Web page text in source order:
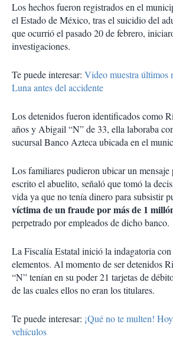
Los hechos fueron registrados en el
el Estado de México, tras el suicidio del
que ocurrió el pasado 20 de febrero,
investigaciones.
Te puede interesar: Video muestra últimos
Luna antes del accidente
Los detenidos fueron identificados como
años y Abigail “N” de 33, ella laboraba
sucursal Banco Azteca ubicada en el
Los familiares pudieron ubicar un mensaje
escrito el abuelito, señaló que tomó la
vida ya que no tenía dinero para subsistir
víctima de un fraude por más de 1
perpetrado por empleados de dicho banco.
La Fiscalía Estatal inició la indagatoria con
elementos. Al momento de ser detenidos
“N” tenían en su poder 21 tarjetas de
de las cuales ellos no eran los titulares.
Te puede interesar: ¡Qué no te multen!
vehículos